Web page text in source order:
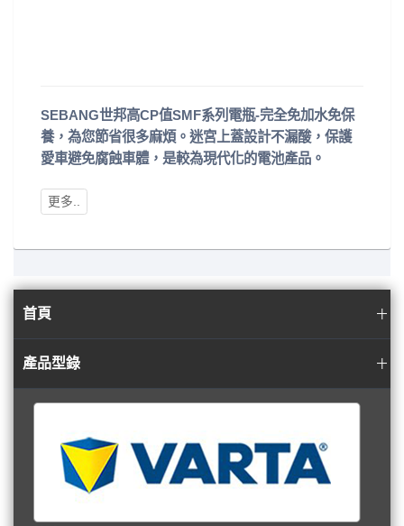
SEBANG世邦高CP值SMF系列電瓶-完全免加水免保
養，為您節省很多麻煩。迷宮上蓋設計不漏酸，保護
愛車避免腐蝕車體，是較為現代化的電池產品。
首頁
產品型錄